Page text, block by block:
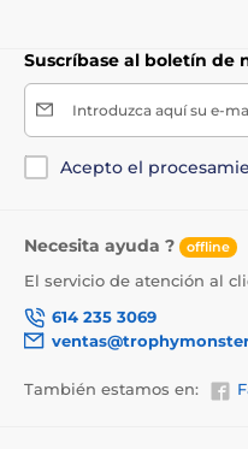
Suscríbase al boletín de
Introduzca aquí su e-
Acepto el
Necesita ayuda ? offline
El servicio de atención al
614 235 3069
También estamos en: